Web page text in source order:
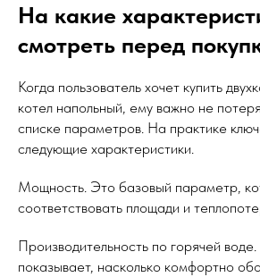
На какие
смотреть перед
Когда пользователь хочет купить
котел напольный, ему важно не
списке параметров. На практике
следующие характеристики.
Мощность. Это базовый параметр,
соответствовать площади и
Производительность по горячей
показывает, насколько комфортно